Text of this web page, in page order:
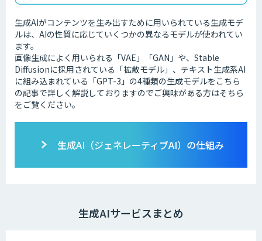
生成AIがコンテンツを生み出すために用いられている生成モデ
ルは、AIの性質に応じていくつかの異なるモデルが使われてい
ます。
画像生成によく用いられる「VAE」「GAN」や、Stable
Diffusionに採用されている「拡散モデル」、テキスト生成系AI
に組み込まれている「GPT-3」の4種類の生成モデルをこちら
の記事で詳しく解説しておりますのでご興味がある方はそちら
をご覧ください。
生成AI（ジェネレーティブAI）の仕組み
生成AIサービスまとめ